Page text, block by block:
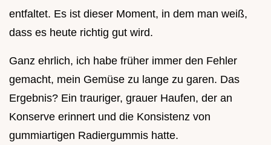
entfaltet. Es ist dieser Moment, in dem man weiß,
dass es heute richtig gut wird.
Ganz ehrlich, ich habe früher immer den Fehler
gemacht, mein Gemüse zu lange zu garen. Das
Ergebnis? Ein trauriger, grauer Haufen, der an
Konserve erinnert und die Konsistenz von
gummiartigen Radiergummis hatte.